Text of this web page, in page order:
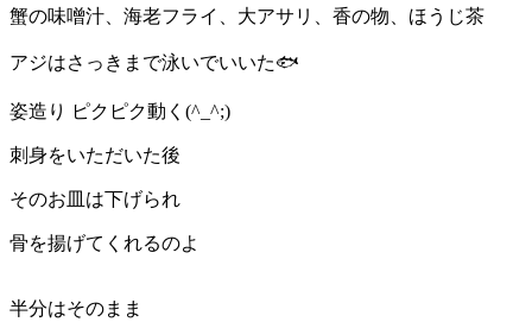
蟹の味噌汁、海老フライ、大アサリ、香の物、ほうじ茶
アジはさっきまで泳いでいいた🐟
姿造り ピクピク動く(^_^;)
刺身をいただいた後
そのお皿は下げられ
骨を揚げてくれるのよ
半分はそのまま